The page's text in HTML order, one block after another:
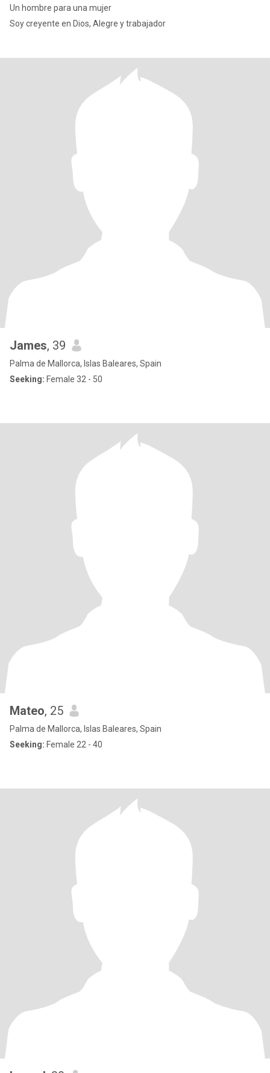
Un hombre para una mujer
Soy creyente en Dios, Alegre y trabajador
James, 39
Palma de Mallorca, Islas Baleares, Spain
Seeking: Female 32 - 50
Mateo, 25
Palma de Mallorca, Islas Baleares, Spain
Seeking: Female 22 - 40